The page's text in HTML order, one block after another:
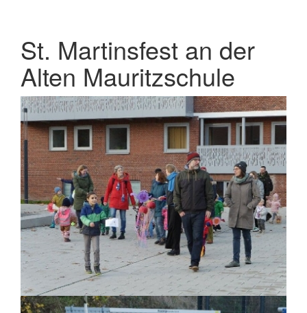
St. Martinsfest an der
Alten Mauritzschule